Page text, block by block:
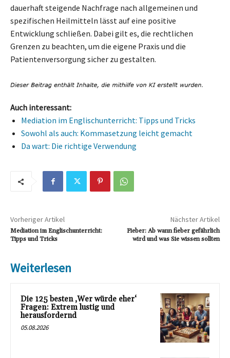
dauerhaft steigende Nachfrage nach allgemeinen und
spezifischen Heilmitteln lässt auf eine positive
Entwicklung schließen. Dabei gilt es, die rechtlichen
Grenzen zu beachten, um die eigene Praxis und die
Patientenversorgung sicher zu gestalten.
Auch interessant:
Mediation im Englischunterricht: Tipps und Tricks
Sowohl als auch: Kommasetzung leicht gemacht
Da wart: Die richtige Verwendung
Vorheriger Artikel
Mediation im Englischunterricht:
Tipps und Tricks
Nächster Artikel
Fieber: Ab wann fieber gefährlich
wird und was Sie wissen sollten
Weiterlesen
Die 125 besten ‚Wer würde eher‘
Fragen: Extrem lustig und
herausfordernd
05.08.2026